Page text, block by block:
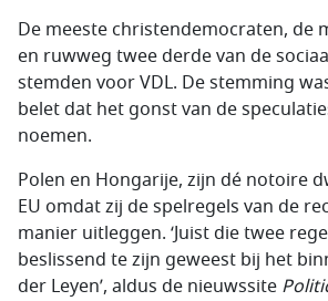
De meeste christendemocraten, de
en ruwweg twee derde van de
stemden voor VDL. De stemming
belet dat het gonst van de
noemen.
Polen en Hongarije, zijn dé notoire
EU omdat zij de spelregels van de
manier uitleggen. ‘Juist die twee
beslissend te zijn geweest bij het
der Leyen’, aldus de nieuwssite